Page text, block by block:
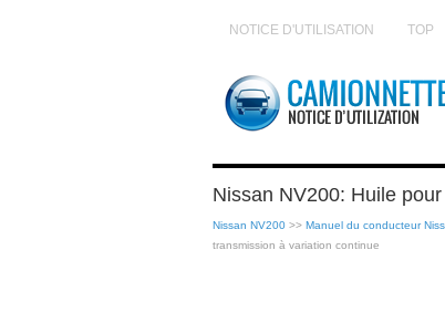
NOTICE D'UTILISATION TOP
Nissan NV200: Huile
Nissan NV200 >> Manuel du conducteur
transmission à variation continue